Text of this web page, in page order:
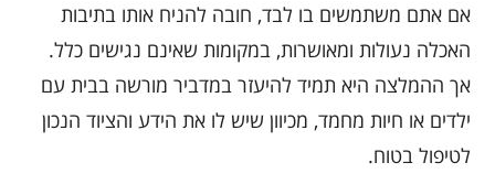
אם אתם משתמשים בו לבד, חובה להניח אותו בתיבות
האכלה נעולות ומאושרות, במקומות שאינם נגישים כלל.
אך ההמלצה היא תמיד להיעזר במדביר מורשה בבית עם
ילדים או חיות מחמד, מכיוון שיש לו את הידע והציוד הנכון
לטיפול בטוח.